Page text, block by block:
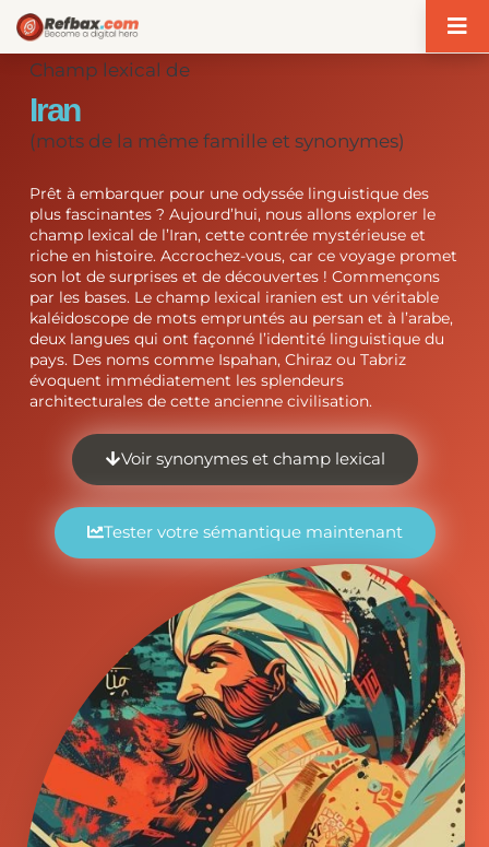
Champ lexical de
Iran
(mots de la même famille et synonymes)
Prêt à embarquer pour une odyssée linguistique des
plus fascinantes ? Aujourd’hui, nous allons explorer le
champ lexical de l’Iran, cette contrée mystérieuse et
riche en histoire. Accrochez-vous, car ce voyage promet
son lot de surprises et de découvertes ! Commençons
par les bases. Le champ lexical iranien est un véritable
kaléidoscope de mots empruntés au persan et à l’arabe,
deux langues qui ont façonné l’identité linguistique du
pays. Des noms comme Ispahan, Chiraz ou Tabriz
évoquent immédiatement les splendeurs
architecturales de cette ancienne civilisation.
Voir synonymes et champ lexical
Tester votre sémantique maintenant
Panneau de gestion des cookies